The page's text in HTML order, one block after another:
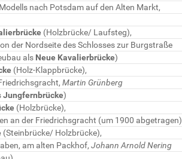
nach Potsdam auf den Alten Markt,
(Holzbrücke/ Laufsteg),
der Nordseite des Schlosses zur Burgstraße
als Neue Kavalierbrücke)
(Holz-Klappbrücke),
Martin Grünberg
Jungfernbrücke)
(Holzbrücke),
an der Friedrichsgracht (um 1900 abgetragen)
(Steinbrücke/ Holzbrücke),
am alten Packhof, Johann Arnold Nering